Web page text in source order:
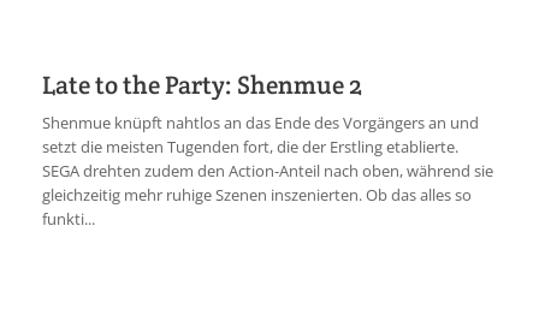
Late to the Party: Shenmue 2
Shenmue knüpft nahtlos an das Ende des Vorgängers an und
setzt die meisten Tugenden fort, die der Erstling etablierte.
SEGA drehten zudem den Action-Anteil nach oben, während sie
gleichzeitig mehr ruhige Szenen inszenierten. Ob das alles so
funkti...